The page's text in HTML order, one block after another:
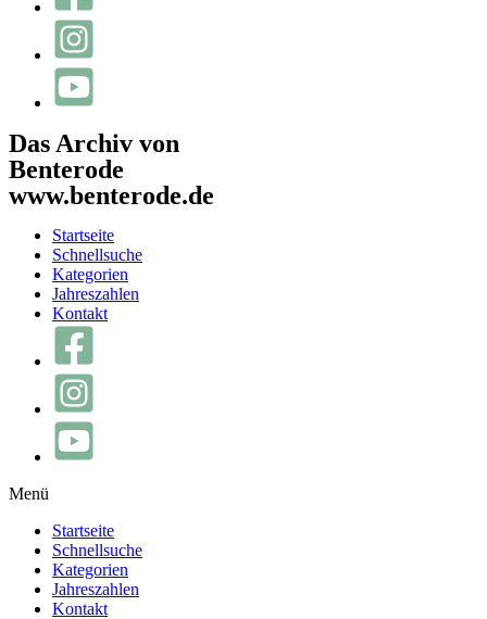
Das Archiv von
Benterode
www.benterode.de
Startseite
Schnellsuche
Kategorien
Jahreszahlen
Kontakt
Menü
Startseite
Schnellsuche
Kategorien
Jahreszahlen
Kontakt